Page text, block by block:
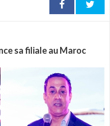
sa filiale au Maroc